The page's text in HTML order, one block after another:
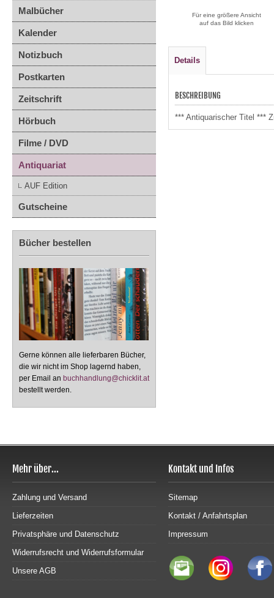
Malbücher
Kalender
Notizbuch
Postkarten
Zeitschrift
Hörbuch
Filme / DVD
Antiquariat
AUF Edition
Gutscheine
Bücher bestellen
Gerne können alle lieferbaren Bücher,
die wir nicht im Shop lagernd haben,
per Email an buchhandlung@chicklit.at
bestellt werden.
Für eine größere Ansicht
auf das Bild klicken
Details
BESCHREIBUNG
*** Antiquarischer Titel ***
Mehr über...
Zahlung und Versand
Lieferzeiten
Privatsphäre und Datenschutz
Widerrufsrecht und Widerrufsformular
Unsere AGB
Kontakt und Infos
Sitemap
Kontakt / Anfahrtsplan
Impressum